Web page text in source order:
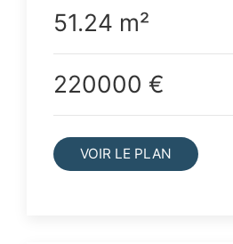
51.24 m²
220000 €
VOIR LE PLAN